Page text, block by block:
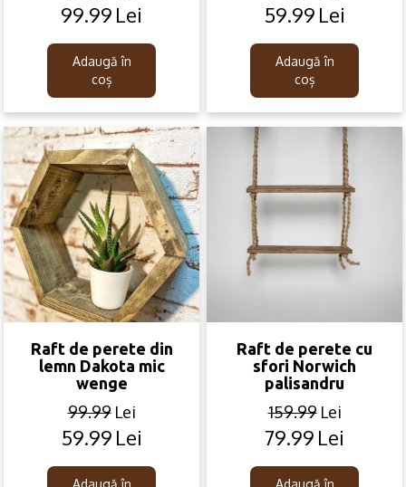
Original
was:
189.99lei.
99.99 Lei
Current
is:
99.99lei.
Adaugă în
coș
Original
was:
99.99lei.
59.99 Lei
Current
is:
59.99lei.
Adaugă în
coș
Raft de perete din
lemn Dakota mic
wenge
99.99 Lei
Original
was:
59.99 Lei
Current
is:
Adaugă în
Raft de perete cu
sfori Norwich
palisandru
159.99 Lei
Original
was:
79.99 Lei
Current
is:
Adaugă în